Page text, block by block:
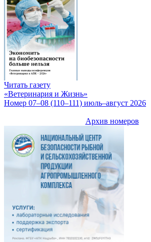
Читать газету
«Ветеринария и Жизнь»
Номер 07–08 (110–111) июль–август 2026
Архив номеров